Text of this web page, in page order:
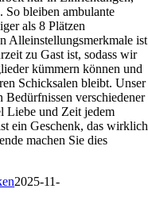
So bleiben ambulante
als 8 Plätzen
Alleinstellungsmerkmale ist
zu Gast ist, sodass wir
kümmern können und
Schicksalen bleibt. Unser
Bedürfnissen verschiedener
Liebe und Zeit jedem
ein Geschenk, das wirklich
machen Sie dies
2025-11-